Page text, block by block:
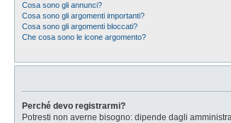
Cosa sono gli annunci?
Cosa sono gli argomenti importanti?
Cosa sono gli argomenti bloccati?
Che cosa sono le icone argomento?
Perché devo registrarmi?
Potresti non averne bisogno: dipende dagli